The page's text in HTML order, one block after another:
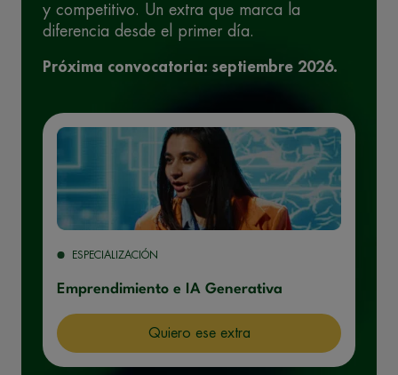
y competitivo. Un extra que marca la
diferencia desde el primer día.
Próxima convocatoria: septiembre 2026.
ESPECIALIZACIÓN
Emprendimiento e IA Generativa
Quiero ese extra